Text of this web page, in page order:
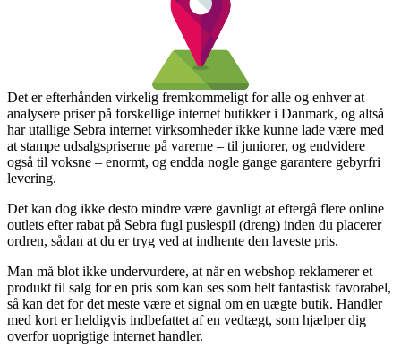
Det er efterhånden virkelig fremkommeligt for alle og enhver at
analysere priser på forskellige internet butikker i Danmark, og altså
har utallige Sebra internet virksomheder ikke kunne lade være med
at stampe udsalgspriserne på varerne – til juniorer, og endvidere
også til voksne – enormt, og endda nogle gange garantere gebyrfri
levering.
Det kan dog ikke desto mindre være gavnligt at eftergå flere online
outlets efter rabat på Sebra fugl puslespil (dreng) inden du placerer
ordren, sådan at du er tryg ved at indhente den laveste pris.
Man må blot ikke undervurdere, at når en webshop reklamerer et
produkt til salg for en pris som kan ses som helt fantastisk favorabel,
så kan det for det meste være et signal om en uægte butik. Handler
med kort er heldigvis indbefattet af en vedtægt, som hjælper dig
overfor uoprigtige internet handler.